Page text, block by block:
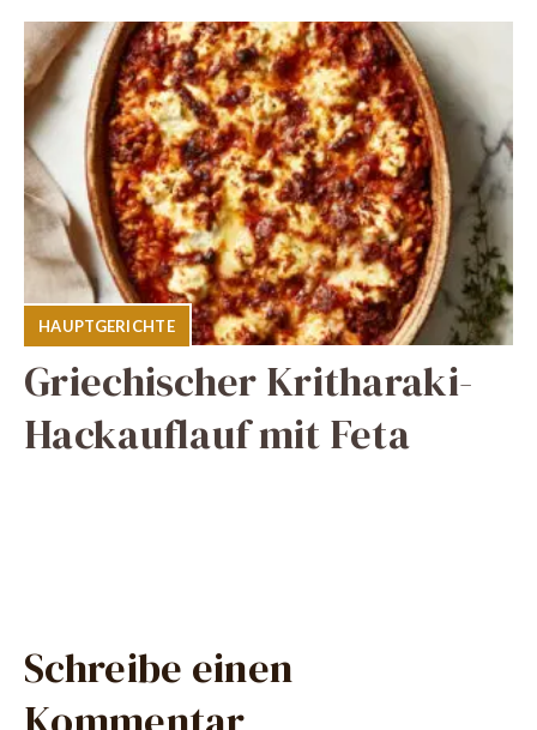
HAUPTGERICHTE
Griechischer Kritharaki-
Hackauflauf mit Feta
Schreibe einen